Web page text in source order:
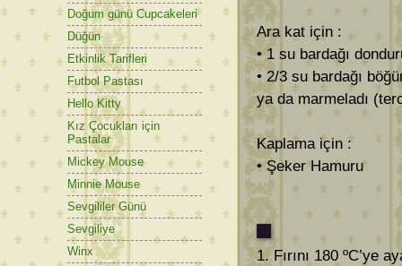
Ara kat için :
• 1 su bardağı
• 2/3 su bardağı
ya da marmeladı
Kaplama için :
• Şeker Hamuru
1. Fırını 180 ºC’ye
Doğum günü Cupcakeleri
Düğün
Etkinlik Tarifleri
Futbol Pastası
Hello Kitty
Kız Çocukları için
Pastalar
Mickey Mouse
Minnie Mouse
Sevgililer Günü
Sevgiliye
Winx